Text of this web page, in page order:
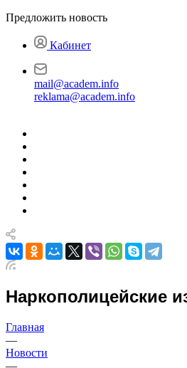
Предложить новость
Кабинет
mail@academ.info
reklama@academ.info
Наркополицейские
Главная
—
Новости
—